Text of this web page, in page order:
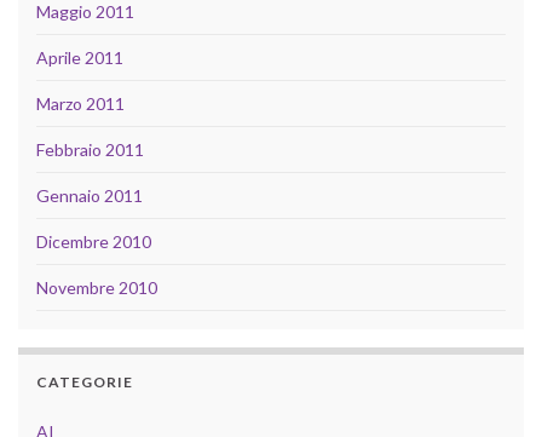
Maggio 2011
Aprile 2011
Marzo 2011
Febbraio 2011
Gennaio 2011
Dicembre 2010
Novembre 2010
CATEGORIE
AI